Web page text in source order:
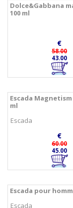
Dolce&Gabbana
100 ml
€
58.00
43.00
Escada Magnetism
ml
Escada
€
60.00
45.00
Escada pour
Escada